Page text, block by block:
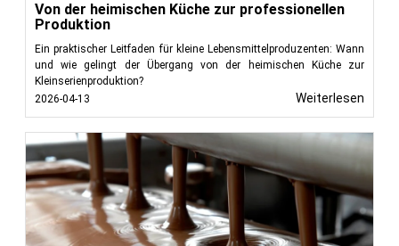
Von der heimischen Küche zur professionellen
Produktion
Ein praktischer Leitfaden für kleine Lebensmittelproduzenten: Wann
und wie gelingt der Übergang von der heimischen Küche zur
Kleinserienproduktion?
2026-04-13
Weiterlesen